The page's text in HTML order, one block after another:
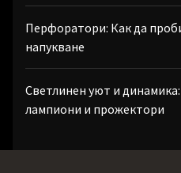
Перфоратори: Как да
напукване
Светлинен уют и
лампиони и прожектори